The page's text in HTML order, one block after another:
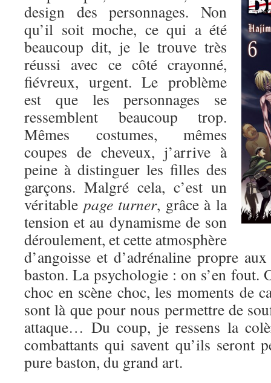
design des personnages. Non
qu’il soit moche, ce qui a été
beaucoup dit, je le trouve très
réussi avec ce côté crayonné,
fiévreux, urgent. Le problème
est que les personnages se
ressemblent beaucoup trop.
Mêmes costumes, mêmes
coupes de cheveux, j’arrive à
peine à distinguer les filles des
garçons. Malgré cela, c’est un
véritable page turner, grâce à la
tension et au dynamisme de son
déroulement, et cette atmosphère
d’angoisse et d’adrénaline propre
baston. La psychologie : on s’en fout.
choc en scène choc, les moments de
sont là que pour nous permettre de
attaque… Du coup, je ressens la
combattants qui savent qu’ils seront
pure baston, du grand art.